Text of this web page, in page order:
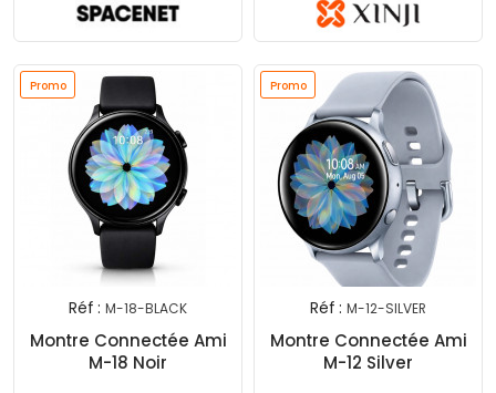
Promo
Réf : M-18-BLACK
Montre Connectée Ami
M-18 Noir
Promo
Réf : M-12-SILVER
Montre Connectée Ami
M-12 Silver